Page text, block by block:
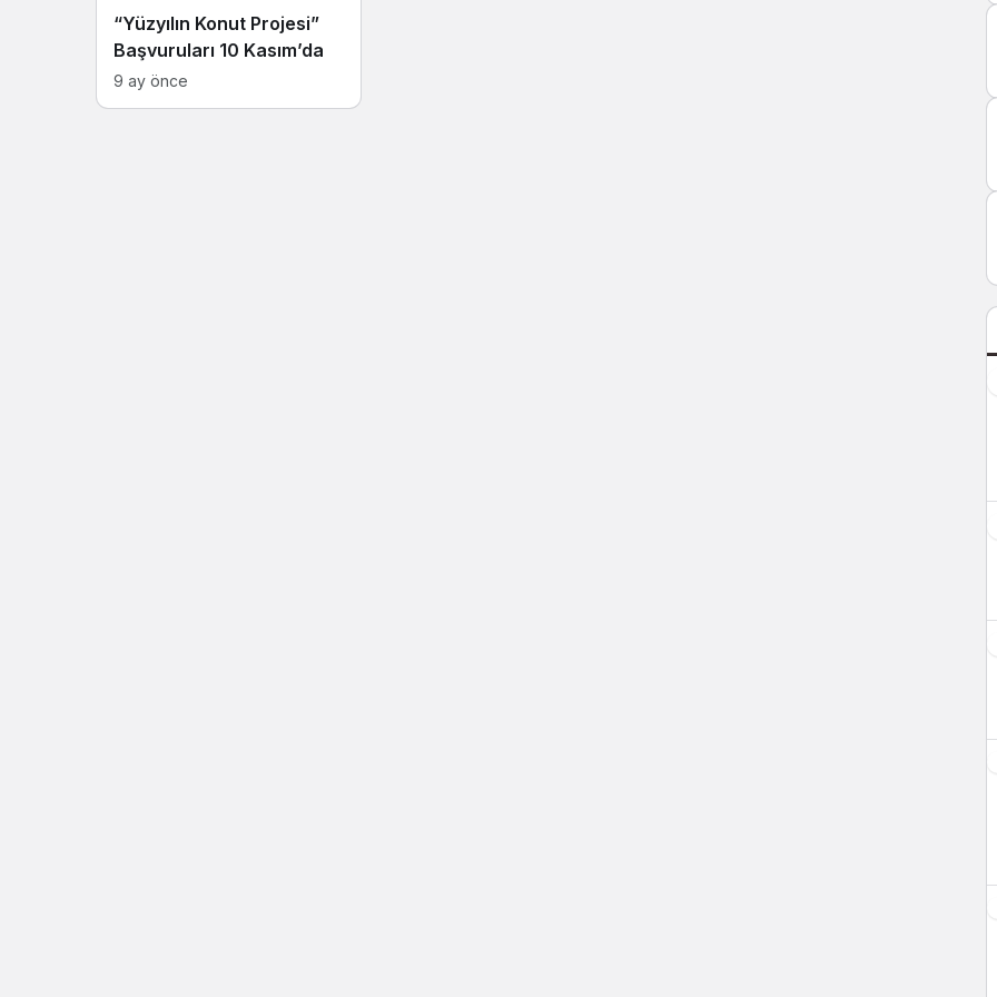
“Yüzyılın Konut Projesi”
Başvuruları 10 Kasım’da
9 ay önce